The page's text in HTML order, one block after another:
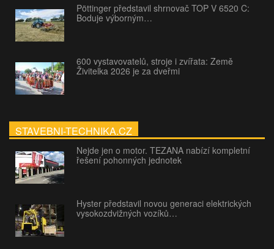
Pöttinger představil shrnovač TOP V 6520 C:
Boduje výborným…
600 vystavovatelů, stroje i zvířata: Země
Živitelka 2026 je za dveřmi
STAVEBNI-TECHNIKA.CZ
Nejde jen o motor. TEZANA nabízí kompletní
řešení pohonných jednotek
Hyster představil novou generaci elektrických
vysokozdvižných vozíků…